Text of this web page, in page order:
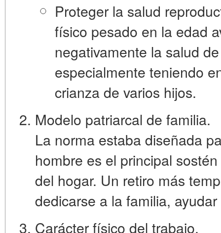
Proteger la salud
físico pesado en la edad
negativamente la salud
especialmente teniendo
crianza de varios hijos.
Modelo patriarcal de familia.
La norma estaba diseñada
hombre es el principal
del hogar. Un retiro más
dedicarse a la familia,
Carácter físico del trabajo.